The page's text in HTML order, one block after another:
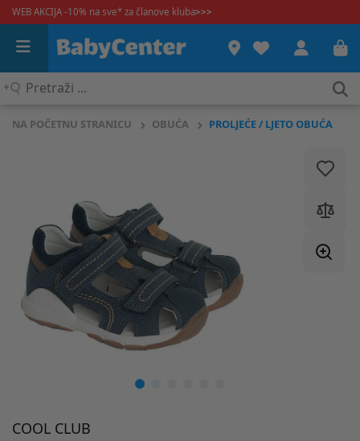
WEB AKCIJA -10% na sve* za članove kluba>>>
Pretraži
NA POČETNU STRANICU OBUĆA PROLJEĆE / LJETO OBUĆA
COOL CLUB